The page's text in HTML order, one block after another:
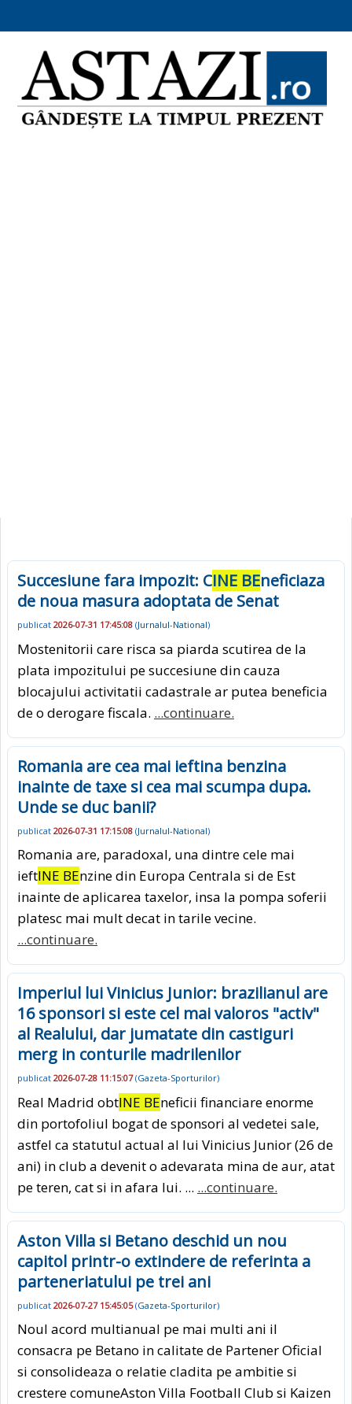
Succesiune fara impozit: CINE BEneficiaza
de noua masura adoptata de Senat
publicat 2026-07-31 17:45:08 (Jurnalul-National)
Mostenitorii care risca sa piarda scutirea de la
plata impozitului pe succesiune din cauza
blocajului activitatii cadastrale ar putea beneficia
de o derogare fiscala. ...continuare.
Romania are cea mai ieftina benzina
inainte de taxe si cea mai scumpa dupa.
Unde se duc banii?
publicat 2026-07-31 17:15:08 (Jurnalul-National)
Romania are, paradoxal, una dintre cele mai
ieftINE BEnzine din Europa Centrala si de Est
inainte de aplicarea taxelor, insa la pompa soferii
platesc mai mult decat in tarile vecine.
...continuare.
Imperiul lui Vinicius Junior: brazilianul are
16 sponsori si este cel mai valoros "activ"
al Realului, dar jumatate din castiguri
merg in conturile madrilenilor
publicat 2026-07-28 11:15:07(Gazeta-Sporturilor)
Real Madrid obtINE BEneficii financiare enorme
din portofoliul bogat de sponsori al vedetei sale,
astfel ca statutul actual al lui Vinicius Junior (26 de
ani) in club a devenit o adevarata mina de aur, atat
pe teren, cat si in afara lui. ... ...continuare.
Aston Villa si Betano deschid un nou
capitol printr-o extindere de referinta a
parteneriatului pe trei ani
publicat 2026-07-27 15:45:05(Gazeta-Sporturilor)
Noul acord multianual pe mai multi ani il
consacra pe Betano in calitate de Partener Oficial
si consolideaza o relatie cladita pe ambitie si
crestere comuneAston Villa Football Club si Kaizen